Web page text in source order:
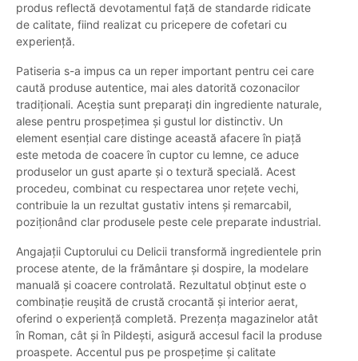
produs reflectă devotamentul față de standarde ridicate
de calitate, fiind realizat cu pricepere de cofetari cu
experiență.
Patiseria s-a impus ca un reper important pentru cei care
caută produse autentice, mai ales datorită cozonacilor
tradiționali. Aceștia sunt preparați din ingrediente naturale,
alese pentru prospețimea și gustul lor distinctiv. Un
element esențial care distinge această afacere în piață
este metoda de coacere în cuptor cu lemne, ce aduce
produselor un gust aparte și o textură specială. Acest
procedeu, combinat cu respectarea unor rețete vechi,
contribuie la un rezultat gustativ intens și remarcabil,
poziționând clar produsele peste cele preparate industrial.
Angajații Cuptorului cu Delicii transformă ingredientele prin
procese atente, de la frământare și dospire, la modelare
manuală și coacere controlată. Rezultatul obținut este o
combinație reușită de crustă crocantă și interior aerat,
oferind o experiență completă. Prezența magazinelor atât
în Roman, cât și în Pildești, asigură accesul facil la produse
proaspete. Accentul pus pe prospețime și calitate